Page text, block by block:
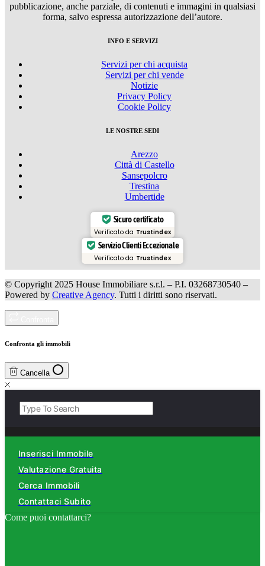
pubblicazione, anche parziale, di contenuti e immagini in qualsiasi
forma, salvo espressa autorizzazione dell’autore.
INFO E SERVIZI
Servizi per chi acquista
Servizi per chi vende
Notizie
Privacy Policy
Cookie Policy
LE NOSTRE SEDI
Arezzo
Città di Castello
Sansepolcro
Trestina
Umbertide
Sicuro certificato
Verificato da Trustindex
Servizio Clienti Eccezionale
Verificato da Trustindex
© Copyright 2025 House Immobiliare s.r.l. – P.I. 03268730540 –
Powered by Creative Agency. Tutti i diritti sono riservati.
Confronta gli immobili
Cancella
Inserisci Immobile
Valutazione Gratuita
Cerca Immobili
Contattaci Subito
Come puoi contattarci?